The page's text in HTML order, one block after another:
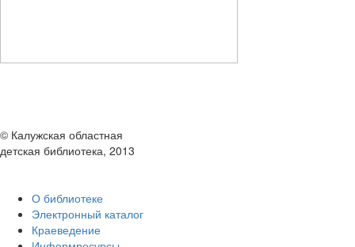
© Калужская областная
детская библиотека, 2013
О библиотеке
Электронный каталог
Краеведение